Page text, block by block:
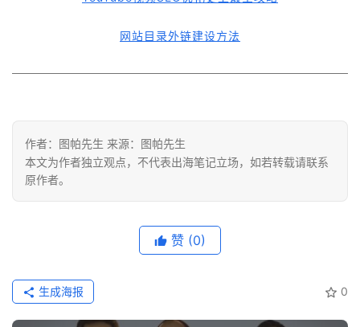
网站目录外链建设方法
作者：图帕先生 来源：图帕先生
本文为作者独立观点，不代表出海笔记立场，如若转载请联系
原作者。
赞 (0)
0
生成海报